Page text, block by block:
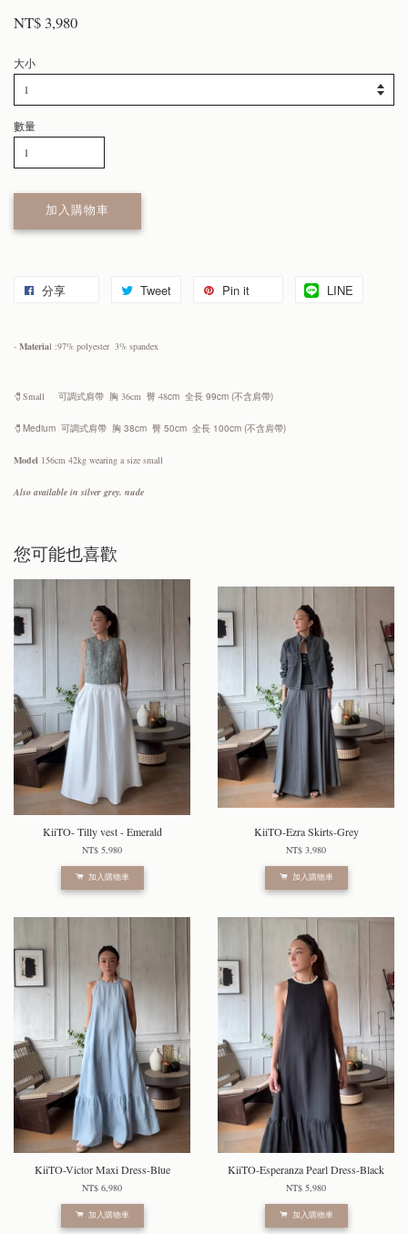
NT$ 3,980
大小
數量
加入購物車
分享 Tweet Pin it LINE
- Material :97% polyester 3% spandex
🧷Small 可調式肩帶 胸 36cm 臀 48cm 全長 99cm (不含肩帶)
🧷Medium 可調式肩帶 胸 38cm 臀 50cm 全長 100cm (不含肩帶)
Model 156cm 42kg wearing a size small
Also available in silver grey. nude
您可能也喜歡
KiiTO- Tilly vest - Emerald
NT$ 5,980
加入購物車
KiiTO-Ezra Skirts-Grey
NT$ 3,980
加入購物車
KiiTO-Victor Maxi Dress-Blue
NT$ 6,980
加入購物車
KiiTO-Esperanza Pearl Dress-Black
NT$ 5,980
加入購物車